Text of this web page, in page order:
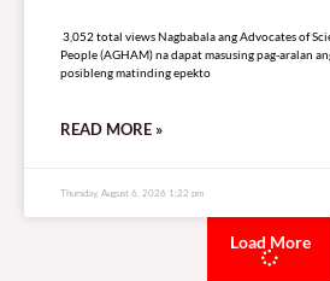
3,052 total views Nagbabala ang Advocates of
People (AGHAM) na dapat masusing pag-aralan
posibleng matinding epekto
READ MORE »
Thursday, August 6, 2026 1:22 pm
Load More